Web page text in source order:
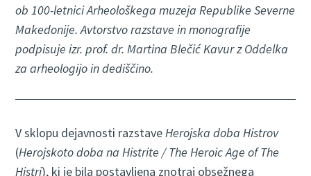
ob 100-letnici Arheološkega muzeja Republike Severne
Makedonije. Avtorstvo razstave in monografije
podpisuje izr. prof. dr. Martina Blečić Kavur z Oddelka
za arheologijo in dediščino.
V sklopu dejavnosti razstaveHerojska doba Histrov
(Herojskoto doba na Histrite / The Heroic Age of The
Histri), ki je bila postavljena znotraj obsežnega